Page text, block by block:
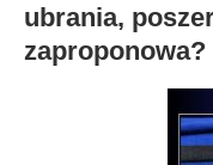
ubrania,